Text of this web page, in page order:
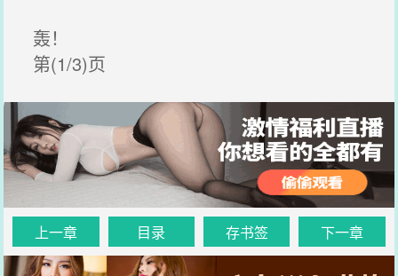
轰！
第(1/3)页
上一章 目录 存书签 下一章